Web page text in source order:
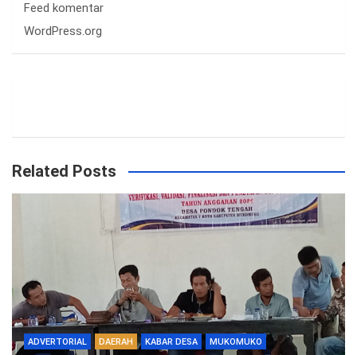
Feed komentar
WordPress.org
Related Posts
ADVERTORIAL DAERAH KABAR DESA MUKOMUKO